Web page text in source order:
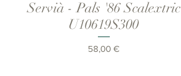
Servià - Pals '86 Scalextric
U10619S300
Precio
58,00 €